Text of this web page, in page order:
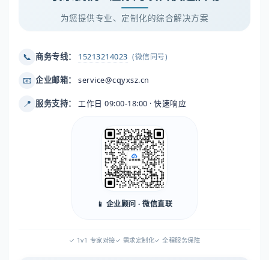
为您提供专业、定制化的综合解决方案
📞 商务专线： 15213214023 (微信同号)
📧 企业邮箱： service@cqyxsz.cn
📍 服务支持： 工作日 09:00-18:00 · 快速响应
📱 企业顾问 · 微信直联
✓ 1v1 专家对接✓ 需求定制化✓ 全程服务保障